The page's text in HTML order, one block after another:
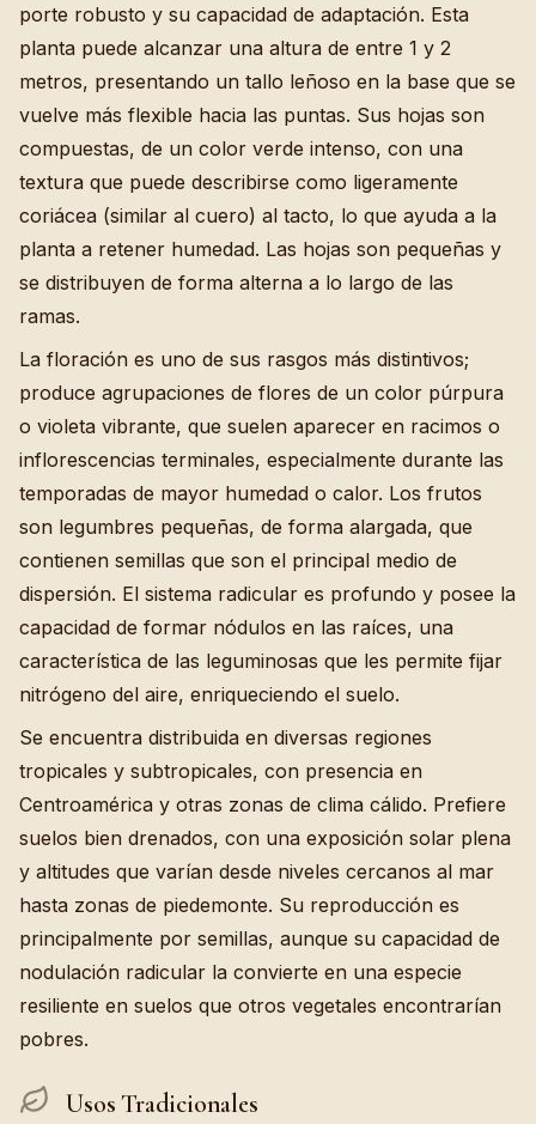
porte robusto y su capacidad de adaptación. Esta
planta puede alcanzar una altura de entre 1 y 2
metros, presentando un tallo leñoso en la base que se
vuelve más flexible hacia las puntas. Sus hojas son
compuestas, de un color verde intenso, con una
textura que puede describirse como ligeramente
coriácea (similar al cuero) al tacto, lo que ayuda a la
planta a retener humedad. Las hojas son pequeñas y
se distribuyen de forma alterna a lo largo de las
ramas.
La floración es uno de sus rasgos más distintivos;
produce agrupaciones de flores de un color púrpura
o violeta vibrante, que suelen aparecer en racimos o
inflorescencias terminales, especialmente durante las
temporadas de mayor humedad o calor. Los frutos
son legumbres pequeñas, de forma alargada, que
contienen semillas que son el principal medio de
dispersión. El sistema radicular es profundo y posee la
capacidad de formar nódulos en las raíces, una
característica de las leguminosas que les permite fijar
nitrógeno del aire, enriqueciendo el suelo.
Se encuentra distribuida en diversas regiones
tropicales y subtropicales, con presencia en
Centroamérica y otras zonas de clima cálido. Prefiere
suelos bien drenados, con una exposición solar plena
y altitudes que varían desde niveles cercanos al mar
hasta zonas de piedemonte. Su reproducción es
principalmente por semillas, aunque su capacidad de
nodulación radicular la convierte en una especie
resiliente en suelos que otros vegetales encontrarían
pobres.
Usos Tradicionales